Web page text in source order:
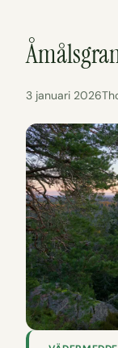
3 januari 2026